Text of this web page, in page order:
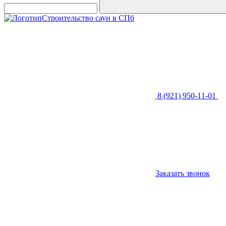
Строительство саун в СПб
8 (921) 950-11-01
Заказать звонок